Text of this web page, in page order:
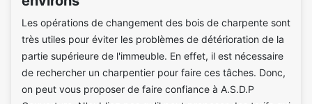
Les opérations de changement des bois de charpente sont
très utiles pour éviter les problèmes de détérioration de la
partie supérieure de l'immeuble. En effet, il est nécessaire
de rechercher un charpentier pour faire ces tâches. Donc,
on peut vous proposer de faire confiance à A.S.D.P